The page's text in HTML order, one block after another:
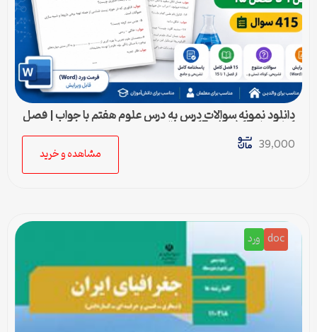
دانلود نمونه سوالات درس به درس علوم هفتم با جواب | فصل
1 تا فصل 15 (ورد) – 415 سوال
39,000
مشاهده و خرید
doc ورد